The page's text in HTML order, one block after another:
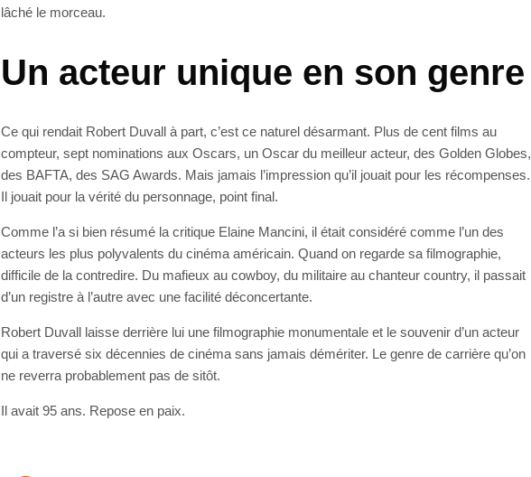
lâché le morceau.
Un acteur unique en son genre
Ce qui rendait Robert Duvall à part, c’est ce naturel désarmant. Plus de cent films au
compteur, sept nominations aux Oscars, un Oscar du meilleur acteur, des Golden Globes,
des BAFTA, des SAG Awards. Mais jamais l’impression qu’il jouait pour les récompenses.
Il jouait pour la vérité du personnage, point final.
Comme l’a si bien résumé la critique Elaine Mancini, il était considéré comme l’un des
acteurs les plus polyvalents du cinéma américain. Quand on regarde sa filmographie,
difficile de la contredire. Du mafieux au cowboy, du militaire au chanteur country, il passait
d’un registre à l’autre avec une facilité déconcertante.
Robert Duvall laisse derrière lui une filmographie monumentale et le souvenir d’un acteur
qui a traversé six décennies de cinéma sans jamais démériter. Le genre de carrière qu’on
ne reverra probablement pas de sitôt.
Il avait 95 ans. Repose en paix.